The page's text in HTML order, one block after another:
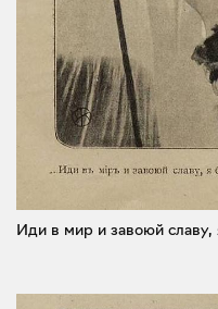
Иди в мир и завоюй славу,